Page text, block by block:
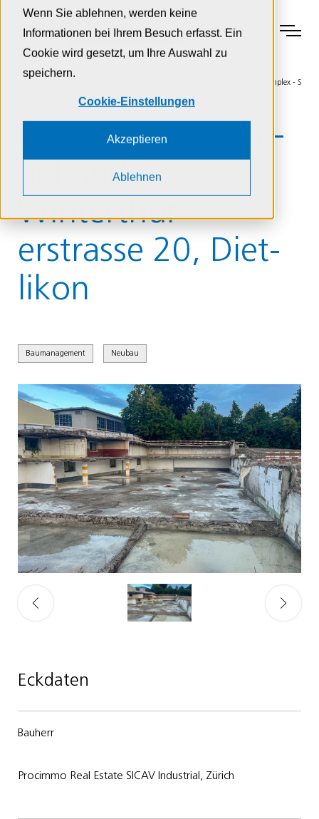
Wenn Sie ablehnen, werden keine
Informationen bei Ihrem Besuch erfasst. Ein
Cookie wird gesetzt, um Ihre Auswahl zu
speichern.
Cookie-Einstellungen
Akzeptieren
Ablehnen
Zur Navigation
Zur Suche
Zum Inhalt
Menu
Dietlikon Neue Winterthurerstrasse Gewerbekomplex -
Neubau Gewerbe­
gebäude,
Winter­thur­
erstrasse 20, Diet­
likon
Baumanagement Neubau
Eckdaten
Bauherr
Procimmo Real Estate SICAV Industrial, Zürich